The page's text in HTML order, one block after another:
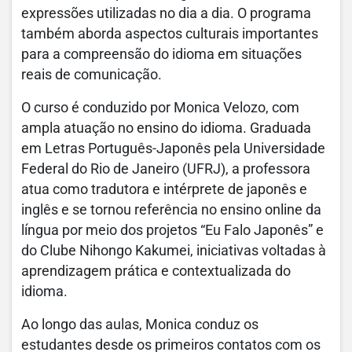
expressões utilizadas no dia a dia. O programa
também aborda aspectos culturais importantes
para a compreensão do idioma em situações
reais de comunicação.
O curso é conduzido por Monica Velozo, com
ampla atuação no ensino do idioma. Graduada
em Letras Português-Japonês pela Universidade
Federal do Rio de Janeiro (UFRJ), a professora
atua como tradutora e intérprete de japonês e
inglês e se tornou referência no ensino online da
língua por meio dos projetos “Eu Falo Japonês” e
do Clube Nihongo Kakumei, iniciativas voltadas à
aprendizagem prática e contextualizada do
idioma.
Ao longo das aulas, Monica conduz os
estudantes desde os primeiros contatos com os